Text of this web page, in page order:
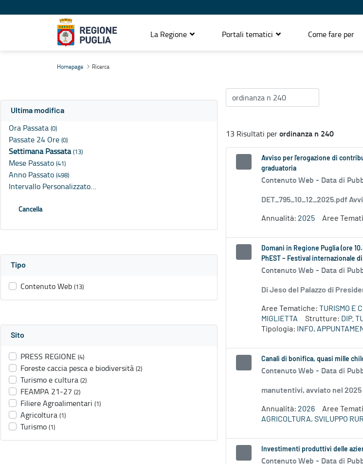
La Regione Portali tematici Come fare per
Homepage Ricerca
Ultima modifica
Ora Passata (0)
Passate 24 Ore (0)
Settimana Passata(13)
Mese Passato (41)
Anno Passato (498)
Intervallo Personalizzato…
Cancella
Tipo
Contenuto Web (13)
Sito
PRESS REGIONE (4)
Foreste caccia pesca e biodiversità (2)
Turismo e cultura (2)
FEAMPA 21-27 (2)
Filiere Agroalimentari (1)
Agricoltura (1)
Turismo (1)
13 Risultati perordinanza n 240
Avviso per l'erogazione di
graduatoria
Contenuto Web - Data di
DET_795_10_12_2025.pdf
Annualità: 2025 Aree
Domani in Regione Puglia (ore
PhEST – Festival internazionale
Contenuto Web - Data di
Di Jeso del Palazzo di
Aree Tematiche: TURISMO E
MIGLIETTA
Strutture: DIP.
Tipologia:
INFO,
Canali di bonifica, quasi mille
Contenuto Web - Data di
manutentivi, avviato nel
Annualità: 2026 Aree
AGRICOLTURA, SVILUPPO
Investimenti produttivi delle
Contenuto Web - Data di